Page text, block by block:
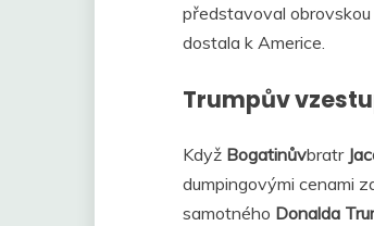
představoval
dostala k Americe.
Trumpův
Když Bogatinůvbratr
dumpingovými cenami
samotného Donalda